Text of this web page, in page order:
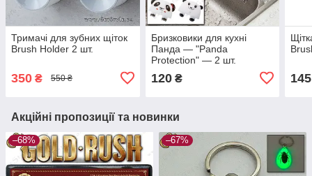
Тримачі для зубних щіток
Brush Holder 2 шт.
350 ₴ 550 ₴
Бризковики для кухні
Панда — "Panda
Protection" — 2 шт.
120₴ 145
Акційні пропозиції та новинки
–68% –67%